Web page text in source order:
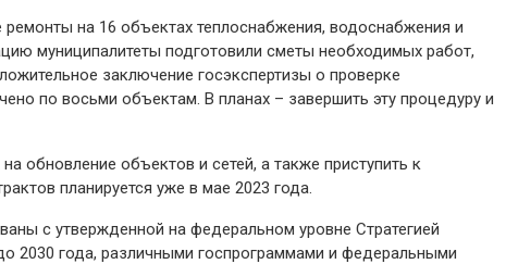
на 16 объектах теплоснабжения, водоснабжения и
муниципалитеты подготовили сметы необходимых работ,
заключение госэкспертизы о проверке
по восьми объектам. В планах – завершить эту процедуру и
обновление объектов и сетей, а также приступить к
планируется уже в мае 2023 года.
с утвержденной на федеральном уровне Стратегией
2030 года, различными госпрограммами и федеральными